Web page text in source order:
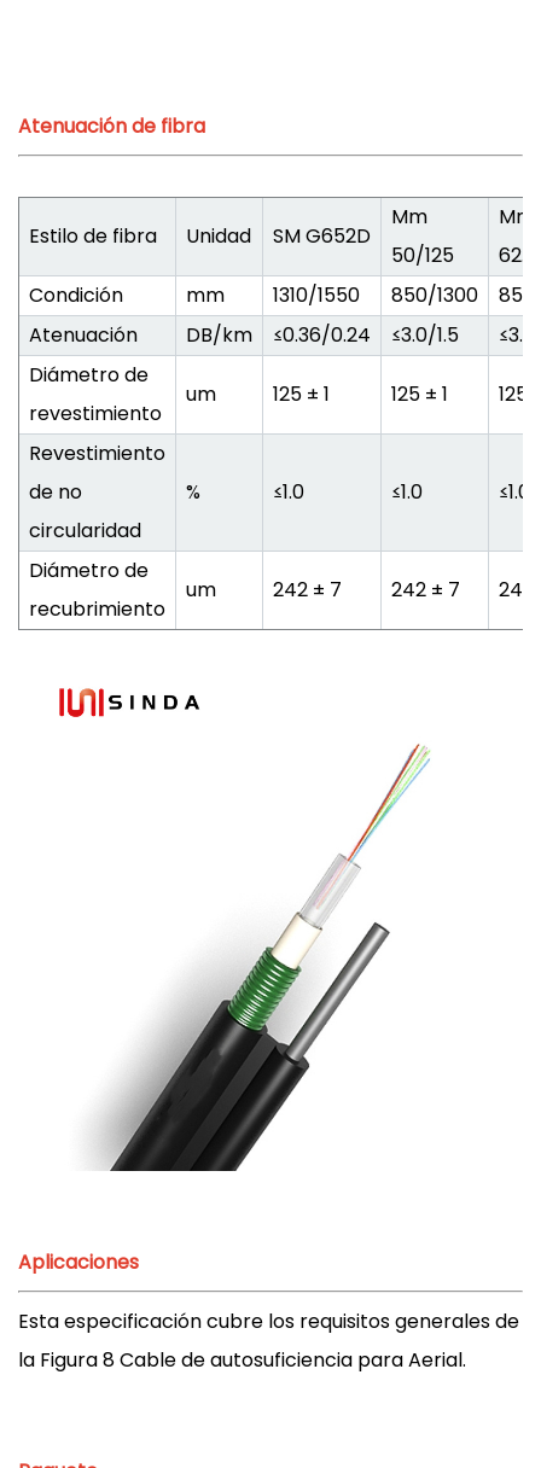
Atenuación de fibra
Estilo de fibra Unidad SM G652D
Mm
50/125
Mm
Condición
mm 1310/1550 850/1300
Atenuación
DB/km ≤0.36/0.24 ≤3.0/1.5
Diámetro de
revestimiento
um 125 ± 1 125 ± 1 125
Revestimiento
de no
circularidad
% ≤1.0 ≤1.0 ≤1.0
Diámetro de
recubrimiento
um 242 ± 7 242 ± 7 242
Aplicaciones
Esta especificación cubre los requisitos generales de
la Figura 8 Cable de autosuficiencia para Aerial.